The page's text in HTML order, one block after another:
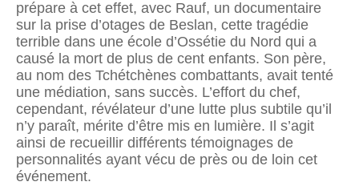
prépare à cet effet, avec Rauf, un documentaire
sur la prise d’otages de Beslan, cette tragédie
terrible dans une école d’Ossétie du Nord qui a
causé la mort de plus de cent enfants. Son père,
au nom des Tchétchènes combattants, avait tenté
une médiation, sans succès. L’effort du chef,
cependant, révélateur d’une lutte plus subtile qu’il
n’y paraît, mérite d’être mis en lumière. Il s’agit
ainsi de recueillir différents témoignages de
personnalités ayant vécu de près ou de loin cet
événement.